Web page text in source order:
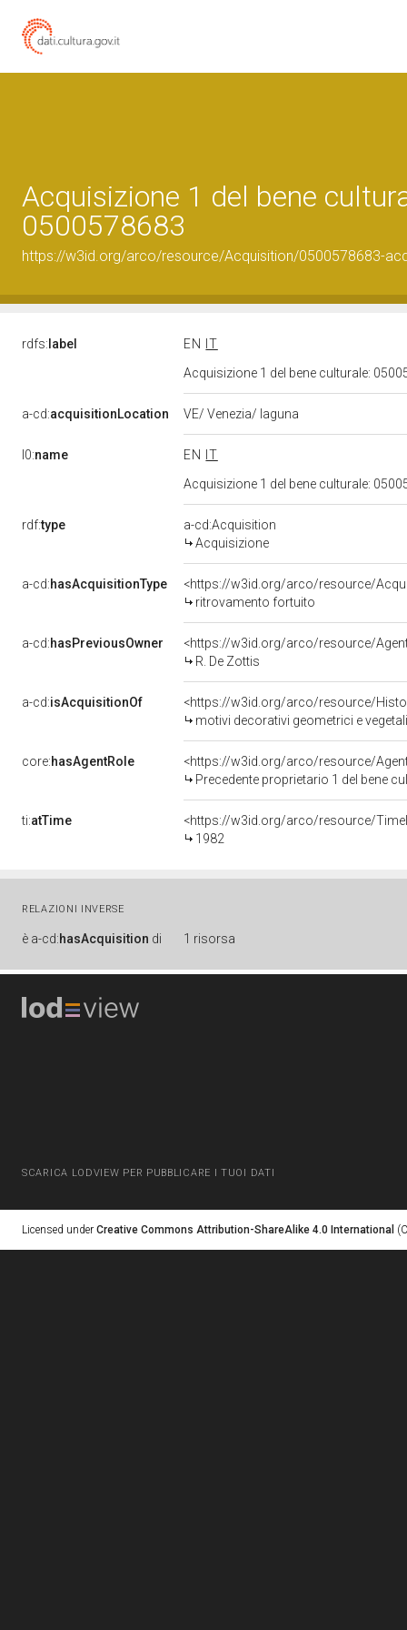
Acquisizione 1 del bene
0500578683
https://w3id.org/arco/resource/Acquisition/0500578683-
rdfs: label EN
IT
Acquisizione 1 del bene culturale:
a-cd:acquisitionLocation VE/ Venezia/ laguna
l0:name EN
IT
Acquisizione 1 del bene culturale:
rdf:type
a-cd:Acquisition
Acquisizione
a-cd:hasAcquisitionType
<https://w3id.org/arco/resource/
ritrovamento fortuito
a-cd:hasPreviousOwner
<https://w3id.org/arco/resource/
R. De Zottis
a-cd:isAcquisitionOf
<https://w3id.org/arco/resource/
motivi decorativi geometrici e
core:hasAgentRole
<https://w3id.org/arco/resource/
Precedente proprietario 1 del bene
ti:atTime
<https://w3id.org/arco/resource/
1982
RELAZIONI INVERSE
è a-cd:hasAcquisition di 1 risorsa
SCARICA LODVIEW PER PUBBLICARE I TUOI DATI
Licensed under Creative Commons Attribution-ShareAlike 4.0 International